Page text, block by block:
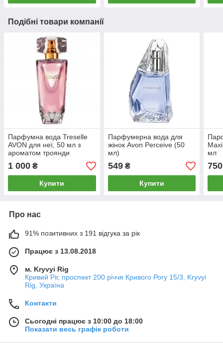
Подібні товари компанії
Парфумна вода Treselle
AVON для неї, 50 мл з
ароматом троянди
1 000 ₴
Купити
Парфумерна вода для
жінок Avon Perceive (50
мл)
549₴
Купити
мл
750
Про нас
91% позитивних з 191 відгука за рік
Працює з 13.08.2018
м. Kryvyi Rig
Кривий Ріг, проспект 200 річчя Кривого Рогу 15/3, Kryvyi
Rig, Україна
Контакти
Сьогодні працює з 10:00 до 18:00
Показати весь графік роботи